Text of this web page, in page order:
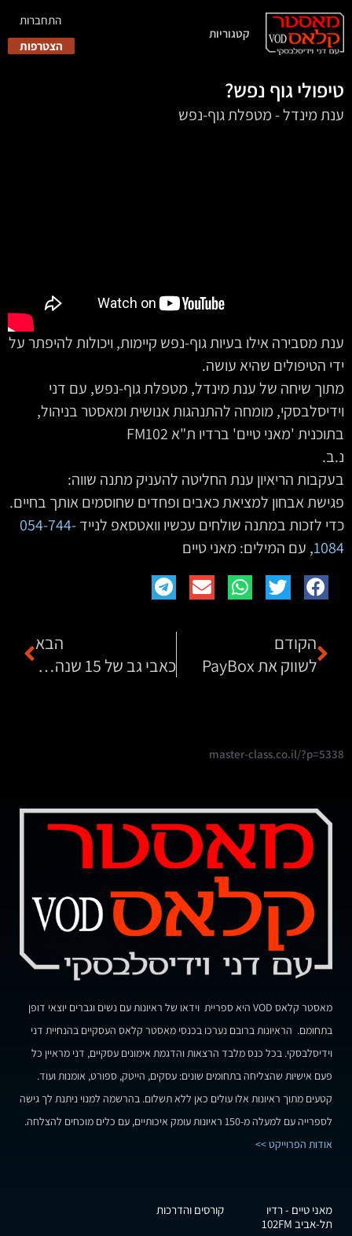
קטגוריות
התחברות
הצטרפות
טיפולי גוף נפש?
ענת מינדל - מטפלת גוף-נפש
ענת מסבירה אילו בעיות גוף-נפש קיימות, ויכולות להיפתר על
ידי הטיפולים שהיא עושה.
מתוך שיחה של ענת מינדל, מטפלת גוף-נפש, עם דני
וידיסלבסקי, מומחה להתנהגות אנושית ומאסטר בניהול,
בתוכנית 'מאני טיים' ברדיו ת"א FM102
נ.ב.
בעקבות הריאיון ענת החליטה להעניק מתנה שווה:
פגישת אבחון למציאת כאבים ופחדים שחוסמים אותך בחיים.
כדי לזכות במתנה שולחים עכשיו וואטסאפ לנייד‏054-744-
1084‏‏, עם המילים: מאני טיים
הקודם
לשווק את PayBox
הבא
כאבי גב של 15 שנה נעלמו
master-class.co.il/?p=5338
מאסטר קלאס VOD היא ספריית וידאו של ראיונות עם נשים וגברים יוצאי דופן
בתחומם. הראיונות ברובם נערכו בכנסי מאסטר קלאס העסקיים בהנחיית דני
וידיסלבסקי. בכל כנס מלבד הרצאות והדגמת אימונים עסקיים, דני מראיין כל
פעם אישיות שהצליחה בתחומים שונים: עסקים, הייטק, ספורט, אומנות ועוד.
קטעים מתוך ראיונות אלו עולים כאן ללא תשלום. בהרשמה למנוי ניתנת לך גישה
לספרייה עם למעלה מ-150 ראיונות עומק איכותיים, עם כלים מוכחים להצלחה.
אודות הפרוייקט >>
מאני טיים - רדיו
תל-אביב 102FM
קורסים והדרכות